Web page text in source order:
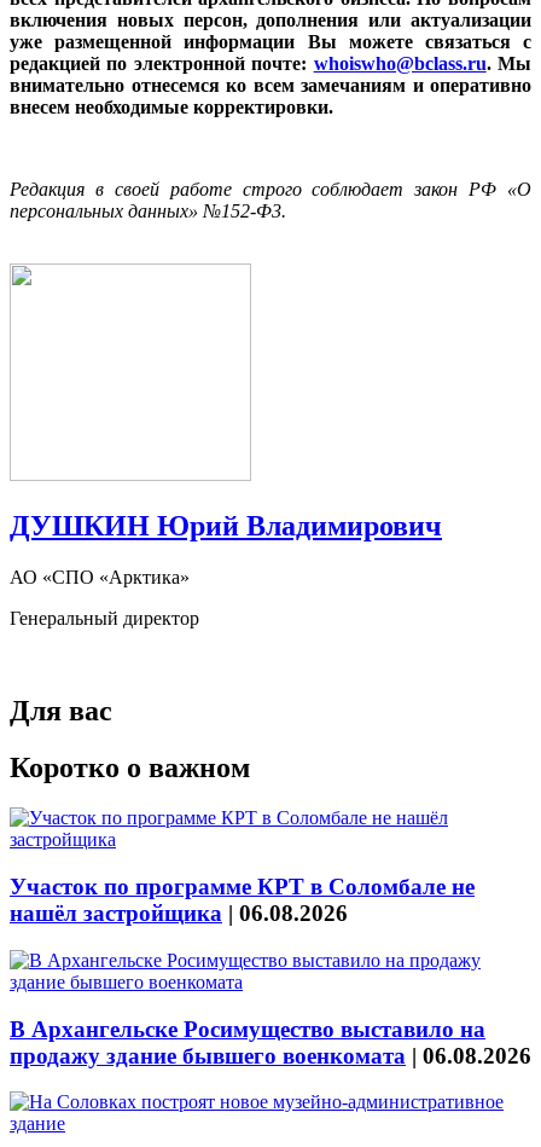
включения новых персон, дополнения или актуализации
уже размещенной информации Вы можете связаться с
редакцией по электронной почте: whoiswho@bclass.ru. Мы
внимательно отнесемся ко всем замечаниям и оперативно
внесем необходимые корректировки.
Редакция в своей работе строго соблюдает закон РФ «О
персональных данных» №152-Ф3.
ДУШКИН Юрий Владимирович
АО «СПО «Арктика»
Генеральный директор
Для вас
Коротко о важном
Участок по программе КРТ в Соломбале не
нашёл застройщика | 06.08.2026
В Архангельске Росимущество выставило на
продажу здание бывшего военкомата | 06.08.2026